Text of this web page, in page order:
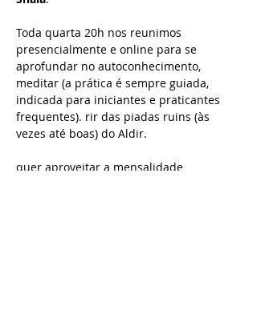
Toda quarta 20h nos reunimos
presencialmente e online para se
aprofundar no autoconhecimento,
meditar (a prática é sempre guiada,
indicada para iniciantes e praticantes
frequentes). rir das piadas ruins (às
vezes até boas) do Aldir.
quer aproveitar a mensalidade